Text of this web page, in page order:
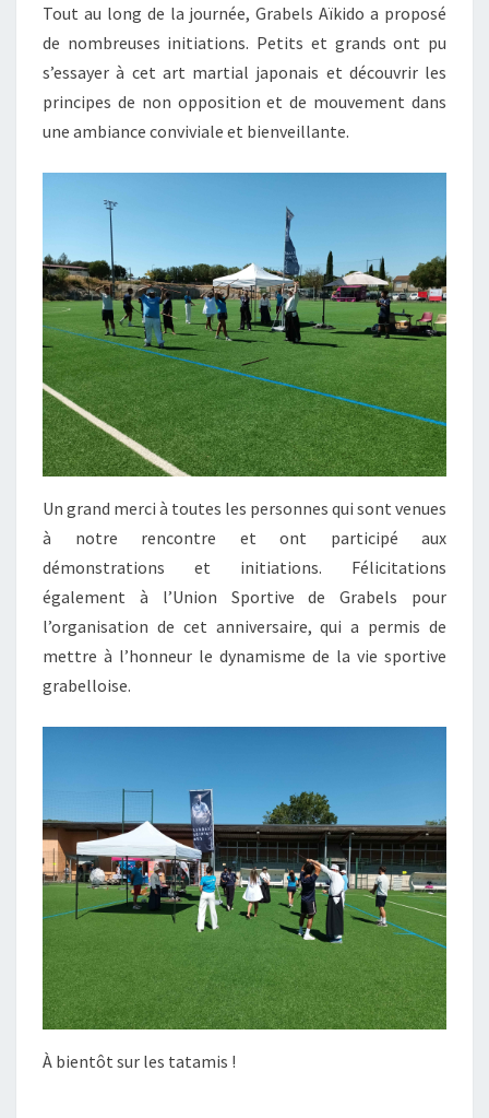
Tout au long de la journée, Grabels Aïkido a proposé
de nombreuses initiations. Petits et grands ont pu
s’essayer à cet art martial japonais et découvrir les
principes de non opposition et de mouvement dans
une ambiance conviviale et bienveillante.
Un grand merci à toutes les personnes qui sont venues
à notre rencontre et ont participé aux
démonstrations et initiations. Félicitations
également à l’Union Sportive de Grabels pour
l’organisation de cet anniversaire, qui a permis de
mettre à l’honneur le dynamisme de la vie sportive
grabelloise.
À bientôt sur les tatamis !